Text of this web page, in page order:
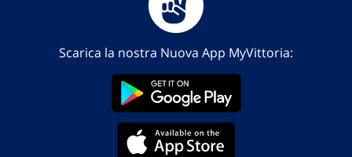
Scarica la nostra Nuova App MyVittoria: